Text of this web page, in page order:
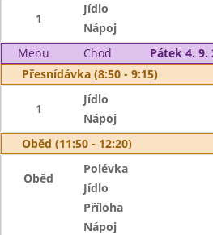
1
Jídlo
Nápoj
Menu
Chod
Pátek 4. 9.
Přesnídávka (8:50 - 9:15)
1
Jídlo
Nápoj
Oběd (11:50 - 12:20)
Oběd
Polévka
Jídlo
Příloha
Nápoj